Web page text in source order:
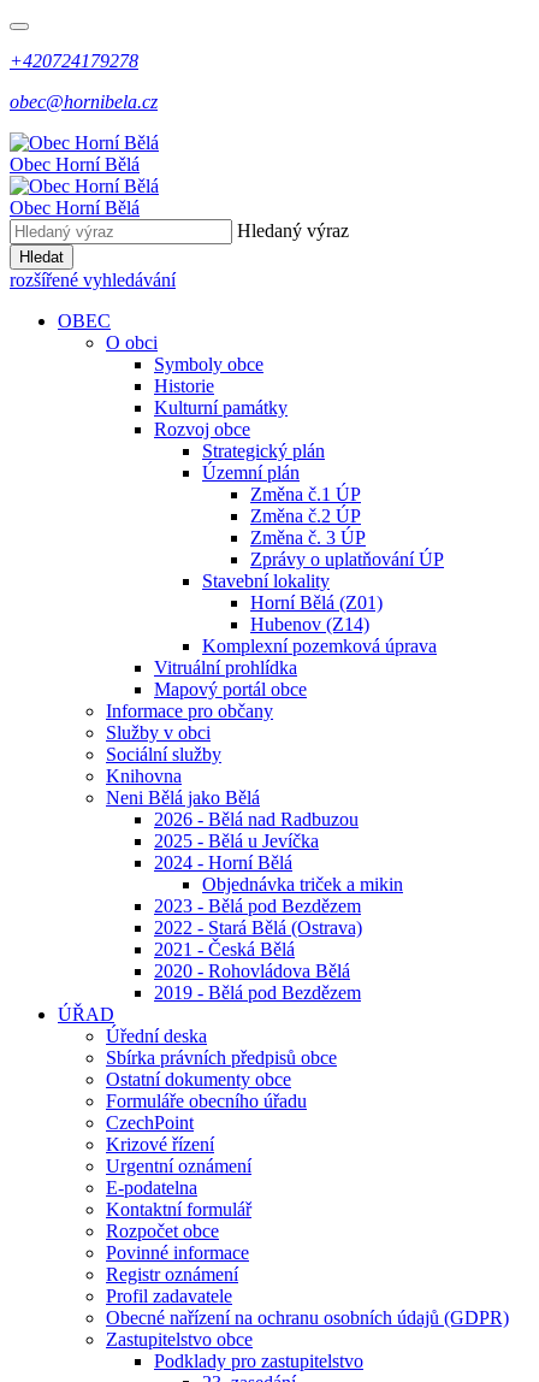
+420724179278
obec@hornibela.cz
Obec HorníBělá
Obec HorníBělá
Hledaný výraz
Hledat
rozšířené vyhledávání
OBEC
O obci
Symboly obce
Historie
Kulturní památky
Rozvoj obce
Strategický plán
Územní plán
Změna č.1 ÚP
Změna č.2 ÚP
Změna č. 3 ÚP
Zprávy o uplatňování ÚP
Stavební lokality
Horní Bělá (Z01)
Hubenov (Z14)
Komplexní pozemková úprava
Vitruální prohlídka
Mapový portál obce
Informace pro občany
Služby v obci
Sociální služby
Knihovna
Neni Bělá jako Bělá
2026 - Bělá nad Radbuzou
2025 - Bělá u Jevíčka
2024 - Horní Bělá
Objednávka triček a mikin
2023 - Bělá pod Bezdězem
2022 - Stará Bělá (Ostrava)
2021 - Česká Bělá
2020 - Rohovládova Bělá
2019 - Bělá pod Bezdězem
ÚŘAD
Úřední deska
Sbírka právních předpisů obce
Ostatní dokumenty obce
Formuláře obecního úřadu
CzechPoint
Krizové řízení
Urgentní oznámení
E-podatelna
Kontaktní formulář
Rozpočet obce
Povinné informace
Registr oznámení
Profil zadavatele
Obecné nařízení na ochranu osobních údajů (GDPR)
Zastupitelstvo obce
Podklady pro zastupitelstvo